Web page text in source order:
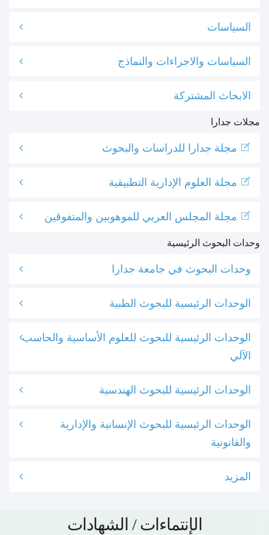
السياسات
السياسات والاجراءات والنماذج
الابحاث المشتركة
مجلات جدارا
وحدات البحوث الرئيسية
وحدات البحوث في جامعة جدارا
الوحدات الرئيسية للبحوث الطبية
الوحدات الرئيسية للبحوث للعلوم الأساسية والحاسب
الآلي
الوحدات الرئيسية للبحوث الهندسية
الوحدات الرئيسية للبحوث الإنسانية والإدارية
والقانونية
المزيد
الإنتماءات / الشهادات